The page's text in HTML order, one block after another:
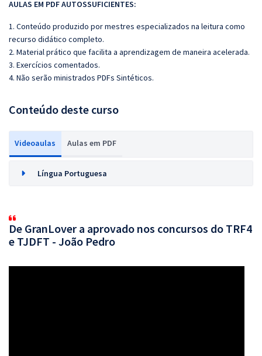
AULAS EM PDF AUTOSSUFICIENTES:
1. Conteúdo produzido por mestres especializados na leitura como
recurso didático completo.
2. Material prático que facilita a aprendizagem de maneira acelerada.
3. Exercícios comentados.
4. Não serão ministrados PDFs Sintéticos.
Conteúdo deste curso
Videoaulas Aulas em PDF
Língua Portuguesa
De GranLover a aprovado nos concursos do TRF4
e TJDFT - João Pedro